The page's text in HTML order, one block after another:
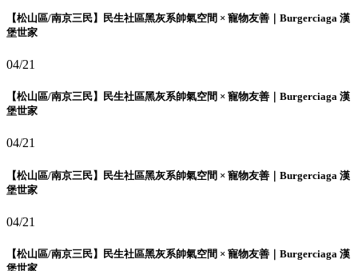
【松山區/南京三民】民生社區黑灰系帥氣空間 × 寵物友善｜Burgerciaga 漢
堡世家
04/21
【松山區/南京三民】民生社區黑灰系帥氣空間 × 寵物友善｜Burgerciaga 漢
堡世家
04/21
【松山區/南京三民】民生社區黑灰系帥氣空間 × 寵物友善｜Burgerciaga 漢
堡世家
04/21
【松山區/南京三民】民生社區黑灰系帥氣空間 × 寵物友善｜Burgerciaga 漢
堡世家